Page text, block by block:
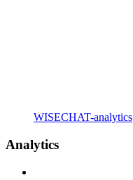
WISECHAT-analytics
Analytics